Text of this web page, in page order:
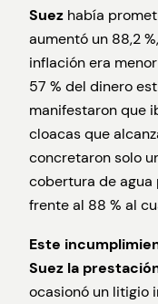
Suez había
aumentó un 88,2
inflación era
57 % del dinero
manifestaron que
cloacas que
concretaron solo
cobertura de agua
frente al 88 % al
Este
Suez la
ocasionó un litigio